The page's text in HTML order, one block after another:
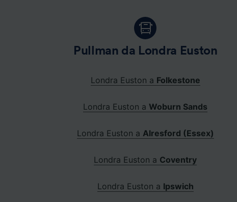
Pullman da Londra Euston
Londra Euston a Folkestone
Londra Euston a Woburn Sands
Londra Euston a Alresford (Essex)
Londra Euston a Coventry
Londra Euston a Ipswich